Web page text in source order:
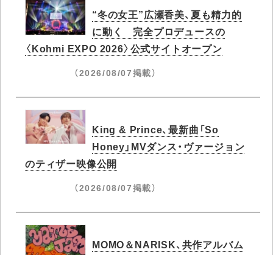
“冬の女王”広瀬香美、夏も精力的
に動く 完全プロデュースの
〈Kohmi EXPO 2026〉公式サイトオープン
（2026/08/07掲載）
King & Prince、最新曲「So
Honey」MVダンス・ヴァージョン
のティザー映像公開
（2026/08/07掲載）
MOMO＆NARISK、共作アルバム